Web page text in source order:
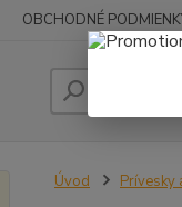
OBCHODNÉ
Úvod Prívesky